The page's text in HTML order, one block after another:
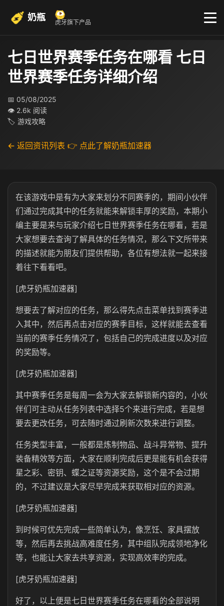
奶瓶 虎牙旗下产品
七日世界赛季任务在哪看 七日
世界赛季任务详细介绍
📅 05/08/2025
👁 2.6k 阅读
🏷 游戏攻略
← 返回资讯列表 👉 点此了解奶瓶加速器
在该游戏中是有为大家来划分不同赛季的，期间小伙伴
们通过完成其中的任务就能来解锁丰厚的奖励，本期小
编主要是来与玩家介绍七日世界赛季任务在哪看，若是
大家想要去查询了解具体的任务情况，那么下文所带来
的描述就能为朋友们提供帮助，各位有想法就一起来接
着往下看看吧。
[虎牙奶瓶加速器]
想要去了解对应的任务，那么得先点击菜单找到赛季进
入其中，然后再点击对应的赛季目标，这样就能去查看
当前的赛季任务情况了，包括自己的完成进度以及对应
的奖励等。
[虎牙奶瓶加速器]
其中赛季任务是每周一会为大家去解锁新内容的，小伙
伴们可主动从任务列表中选择5个来进行完成，若是想
要去更改任务，可去随时通过刷新次数来进行调整。
任务类型丰富，一般都是炼制物品、战斗异常物、提升
装备精效等方面，大家在顺利完成后更是能有机会获得
星之彩、密钥、蝶之证等资源奖励，这个是不会过期
的，不过建议是大家尽早完成来获取相对应的资源。
[虎牙奶瓶加速器]
到时候可优先完成一些简单认为，像烹饪、家具摆放
等，然后再去挑战高难度任务，其中组队完成领地净化
等，也能让大家去共享资源，实现高效率的完成。
[虎牙奶瓶加速器]
好了，以上便是七日世界赛季任务在哪看的全部说明